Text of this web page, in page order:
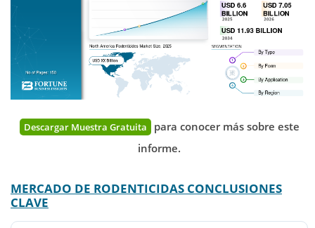
Descargar Muestra Gratuita para conocer más sobre este
informe.
MERCADO DE RODENTICIDAS CONCLUSIONES
CLAVE